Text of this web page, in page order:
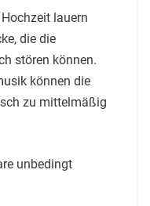
lauern
die die
stören können.
können die
zu mittelmäßig
unbedingt